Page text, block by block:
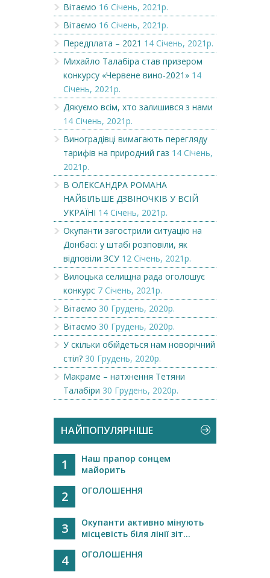
Вітаємо 16 Січень, 2021р.
Вітаємо 16 Січень, 2021р.
Передплата – 2021 14 Січень, 2021р.
Михайло Талабіра став призером
конкурсу «Червене вино-2021» 14
Січень, 2021р.
Дякуємо всім, хто залишився з нами
14 Січень, 2021р.
Виноградівці вимагають перегляду
тарифів на природний газ 14 Січень,
2021р.
В ОЛЕКСАНДРА РОМАНА
НАЙБІЛЬШЕ ДЗВІНОЧКІВ У ВСІЙ
УКРАЇНІ 14 Січень, 2021р.
Окупанти загострили ситуацію на
Донбасі: у штабі розповіли, як
відповіли ЗСУ 12 Січень, 2021р.
Вилоцька селищна рада оголошує
конкурс 7 Січень, 2021р.
Вітаємо 30 Грудень, 2020р.
Вітаємо 30 Грудень, 2020р.
У скільки обійдеться нам новорічний
стіл? 30 Грудень, 2020р.
Макраме – натхнення Тетяни
Талабіри 30 Грудень, 2020р.
НАЙПОПУЛЯРНІШЕ
1
Наш прапор сонцем
майорить
2 ОГОЛОШЕННЯ
3
Окупанти активно мінують
місцевість біля лінії зіт...
4 ОГОЛОШЕННЯ